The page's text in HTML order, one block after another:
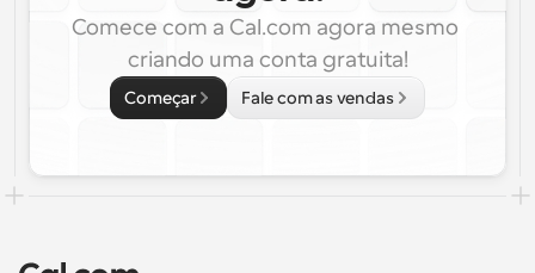
Comece com a Cal.com agora mesmo
criando uma conta gratuita!
Começar Fale com as vendas